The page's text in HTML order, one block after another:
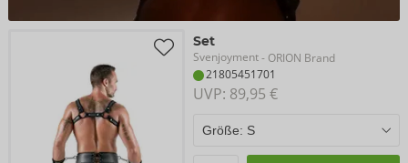
Set
Svenjoyment- ORION Brand
21805451701
UVP: 89,95 €